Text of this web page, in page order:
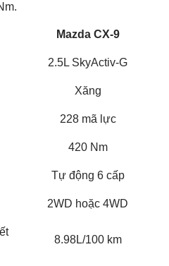
Mazda CX-9
2.5L SkyActiv-G
Xăng
228 mã lực
420 Nm
Tự động 6 cấp
2WD hoặc 4WD
8.98L/100 km